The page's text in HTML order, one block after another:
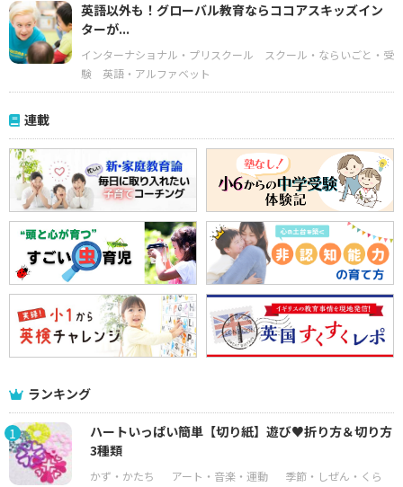
英語以外も！グローバル教育ならココアスキッズイン
ターが...
インターナショナル・プリスクール
スクール・ならいごと・受
験
英語・アルファベット
連載
ランキング
1
ハートいっぱい簡単【切り紙】遊び♥折り方＆切り方
3種類